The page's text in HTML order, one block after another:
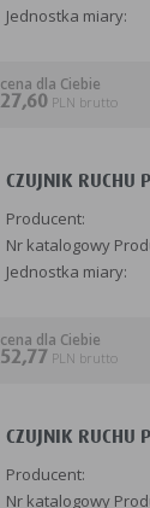
Jednostka miary:
cena dla Ciebie
27,60 PLN brutto
CZUJNIK
Producent:
Nr katalogowy
Jednostka miary:
cena dla Ciebie
52,77 PLN brutto
CZUJNIK
Producent:
Nr katalogowy